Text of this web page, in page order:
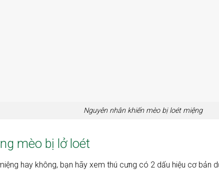
Nguyên nhân khiến mèo bị loét miệng
mèo bị lở loét
hay không, bạn hãy xem thú cưng có 2 dấu hiệu cơ bản